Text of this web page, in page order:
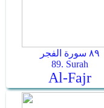
٨٩ سورة الفجر
89. Surah
Al-Fajr